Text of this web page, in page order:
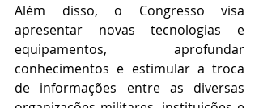
Além disso, o Congresso visa
apresentar novas tecnologias e
equipamentos, aprofundar
conhecimentos e estimular a troca
de informações entre as diversas